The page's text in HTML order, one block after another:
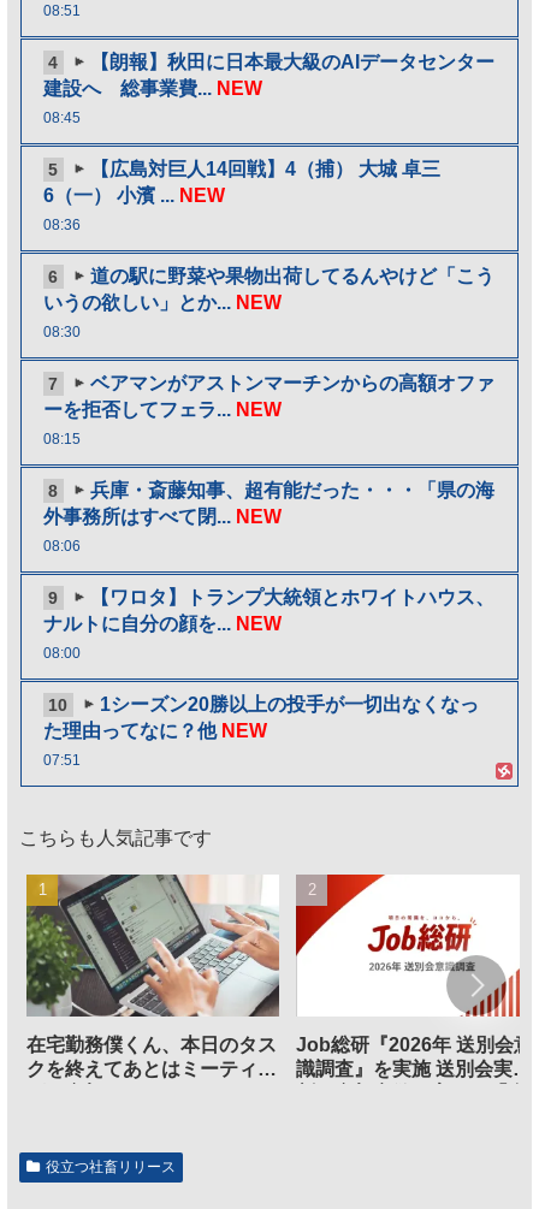
08:51
4
【朗報】秋田に日本最大級のAIデータセンター
建設へ 総事業費... NEW
08:45
5
【広島対巨人14回戦】4（捕） 大城 卓三
6（一） 小濱 ... NEW
08:36
6
道の駅に野菜や果物出荷してるんやけど「こう
いうの欲しい」とか... NEW
08:30
7
ベアマンがアストンマーチンからの高額オファ
ーを拒否してフェラ... NEW
08:15
8
兵庫・斎藤知事、超有能だった・・・「県の海
外事務所はすべて閉... NEW
08:06
9
【ワロタ】トランプ大統領とホワイトハウス、
ナルトに自分の顔を... NEW
08:00
10
1シーズン20勝以上の投手が一切出なくなっ
た理由ってなに？他 NEW
07:51
こちらも人気記事です
在宅勤務僕くん、本日のタス
クを終えてあとはミーティン
Job総研『2026年 送別会意
識調査』を実施 送別会実施
役立つ社畜リリース